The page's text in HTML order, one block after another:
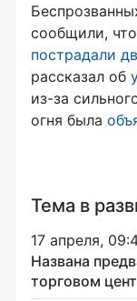
сообщили,
пострадали
рассказал об
из-за
огня была
Тема в
17 апреля,
Названа
торговом